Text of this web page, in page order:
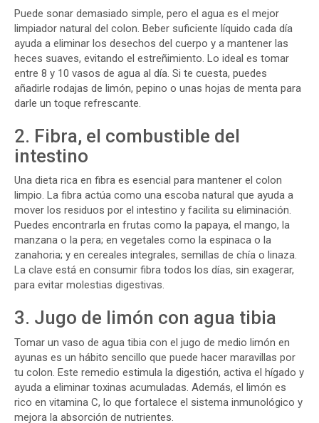
Puede sonar demasiado simple, pero el agua es el mejor
limpiador natural del colon. Beber suficiente líquido cada día
ayuda a eliminar los desechos del cuerpo y a mantener las
heces suaves, evitando el estreñimiento. Lo ideal es tomar
entre 8 y 10 vasos de agua al día. Si te cuesta, puedes
añadirle rodajas de limón, pepino o unas hojas de menta para
darle un toque refrescante.
2. Fibra, el combustible del
intestino
Una dieta rica en fibra es esencial para mantener el colon
limpio. La fibra actúa como una escoba natural que ayuda a
mover los residuos por el intestino y facilita su eliminación.
Puedes encontrarla en frutas como la papaya, el mango, la
manzana o la pera; en vegetales como la espinaca o la
zanahoria; y en cereales integrales, semillas de chía o linaza.
La clave está en consumir fibra todos los días, sin exagerar,
para evitar molestias digestivas.
3. Jugo de limón con agua tibia
Tomar un vaso de agua tibia con el jugo de medio limón en
ayunas es un hábito sencillo que puede hacer maravillas por
tu colon. Este remedio estimula la digestión, activa el hígado y
ayuda a eliminar toxinas acumuladas. Además, el limón es
rico en vitamina C, lo que fortalece el sistema inmunológico y
mejora la absorción de nutrientes.